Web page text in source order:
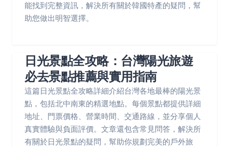
能找到完整資訊，解決所有關於韓國特產的疑問，幫
助您做出明智選擇。
日光景點全攻略：台灣陽光旅遊
必去景點推薦與實用指南
這篇日光景點全攻略詳細介紹台灣各地最棒的陽光景
點，包括北中南東的精選地點。每個景點都提供詳細
地址、門票價格、營業時間、交通路線，並分享個人
真實體驗與負面評價。文章還包含常見問答，解決所
有關於日光景點的疑問，幫助你規劃完美的戶外旅